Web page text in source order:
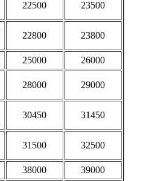
22500 23500
22800 23800
25000
26000
28000 29000
30450 31450
31500 32500
38000
39000